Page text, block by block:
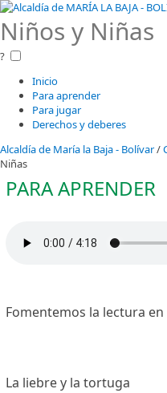
Niños y Niñas
?
Inicio
Para aprender
Para jugar
Derechos y deberes
Alcaldía de María la Baja - Bolívar/
Niñas
PARA AP​RENDER
Fomentemos la lectura
La liebre y la tortuga